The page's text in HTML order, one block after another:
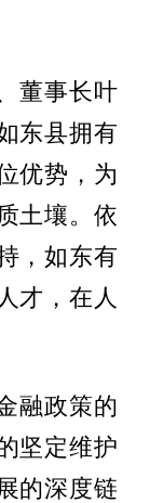
董事长叶
东县拥有
优势，为
土壤。依
，如东有
才，在人
融政策的
坚定维护
的深度链